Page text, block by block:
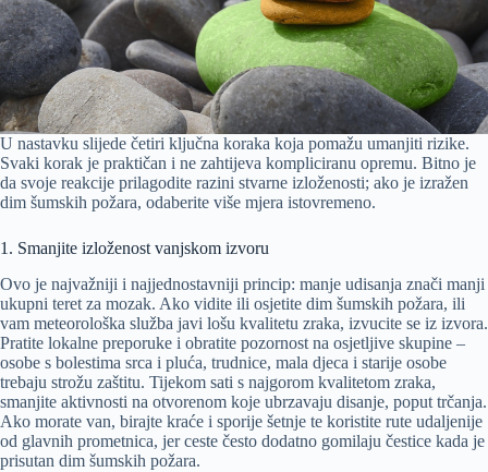
U nastavku slijede četiri ključna koraka koja pomažu umanjiti rizike.
Svaki korak je praktičan i ne zahtijeva kompliciranu opremu. Bitno je
da svoje reakcije prilagodite razini stvarne izloženosti; ako je izražen
dim šumskih požara, odaberite više mjera istovremeno.
1. Smanjite izloženost vanjskom izvoru
Ovo je najvažniji i najjednostavniji princip: manje udisanja znači manji
ukupni teret za mozak. Ako vidite ili osjetite dim šumskih požara, ili
vam meteorološka služba javi lošu kvalitetu zraka, izvucite se iz izvora.
Pratite lokalne preporuke i obratite pozornost na osjetljive skupine –
osobe s bolestima srca i pluća, trudnice, mala djeca i starije osobe
trebaju strožu zaštitu. Tijekom sati s najgorom kvalitetom zraka,
smanjite aktivnosti na otvorenom koje ubrzavaju disanje, poput trčanja.
Ako morate van, birajte kraće i sporije šetnje te koristite rute udaljenije
od glavnih prometnica, jer ceste često dodatno gomilaju čestice kada je
prisutan dim šumskih požara.